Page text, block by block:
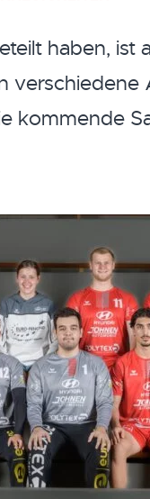
haben, ist
kommende